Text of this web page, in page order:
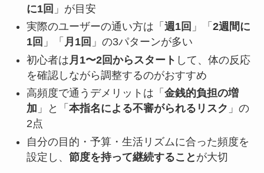
に1回 」が目安
実際のユーザーの通い方は「 週1回 」「 2週間に
1回 」「 月1回 」の3パターンが多い
初心者は 月1〜2回からスタート して、体の反応
を確認しながら調整するのがおすすめ
高頻度で通うデメリットは「 金銭的負担の増
加 」と「 本指名による不審がられるリスク 」の
2点
自分の目的・予算・生活リズムに合った頻度を
設定し、 節度を持って継続すること が大切